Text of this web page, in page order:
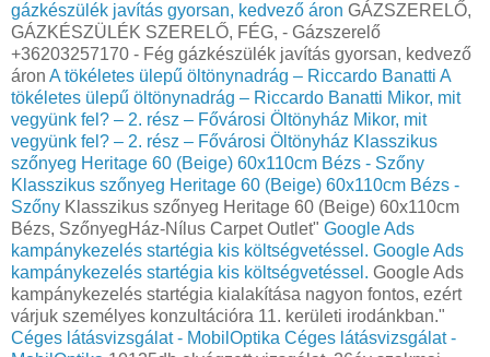
gázkészülék javítás gyorsan, kedvező áron GÁZSZERELŐ,
GÁZKÉSZÜLÉK SZERELŐ, FÉG, - Gázszerelő
+36203257170 - Fég gázkészülék javítás gyorsan, kedvező
áron A tökéletes ülepű öltönynadrág – Riccardo Banatti A
tökéletes ülepű öltönynadrág – Riccardo Banatti Mikor, mit
vegyünk fel? – 2. rész – Fővárosi Öltönyház Mikor, mit
vegyünk fel? – 2. rész – Fővárosi Öltönyház Klasszikus
szőnyeg Heritage 60 (Beige) 60x110cm Bézs - Szőny
Klasszikus szőnyeg Heritage 60 (Beige) 60x110cm Bézs -
Szőny Klasszikus szőnyeg Heritage 60 (Beige) 60x110cm
Bézs, SzőnyegHáz-Nílus Carpet Outlet" Google Ads
kampánykezelés startégia kis költségvetéssel. Google Ads
kampánykezelés startégia kis költségvetéssel. Google Ads
kampánykezelés startégia kialakítása nagyon fontos, ezért
várjuk személyes konzultációra 11. kerületi irodánkban."
Céges látásvizsgálat - MobilOptika Céges látásvizsgálat -